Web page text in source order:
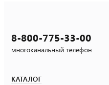
8-800-775-33-00
многоканальный телефон
КАТАЛОГ